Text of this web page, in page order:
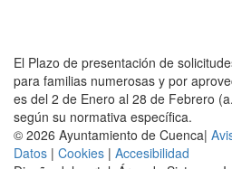
El Plazo de presentación de
para familias numerosas y por
es del 2 de Enero al 28 de Febrero
según su normativa específica.
© 2026 Ayuntamiento de Cuenca|
Datos | Cookies | Accesibilidad